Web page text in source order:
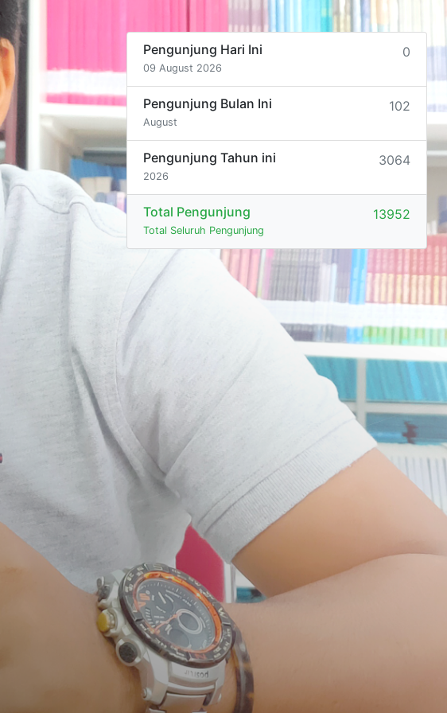
Pengunjung Hari Ini
09 August 2026
0
Pengunjung Bulan Ini
August
102
Pengunjung Tahun ini
2026
3064
Total Pengunjung
Total Seluruh Pengunjung
13952